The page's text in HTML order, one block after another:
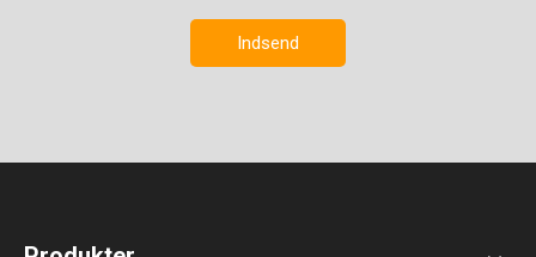
Indsend